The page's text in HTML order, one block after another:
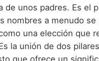
de unos padres. Es el
nombres a menudo
una elección que
la unión de dos
que ofrece un